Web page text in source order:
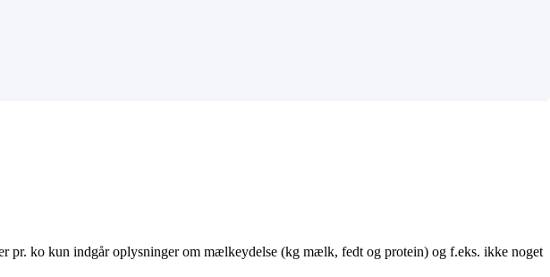
pr. ko kun indgår oplysninger om mælkeydelse (kg mælk, fedt og protein) og f.eks. ikke noget